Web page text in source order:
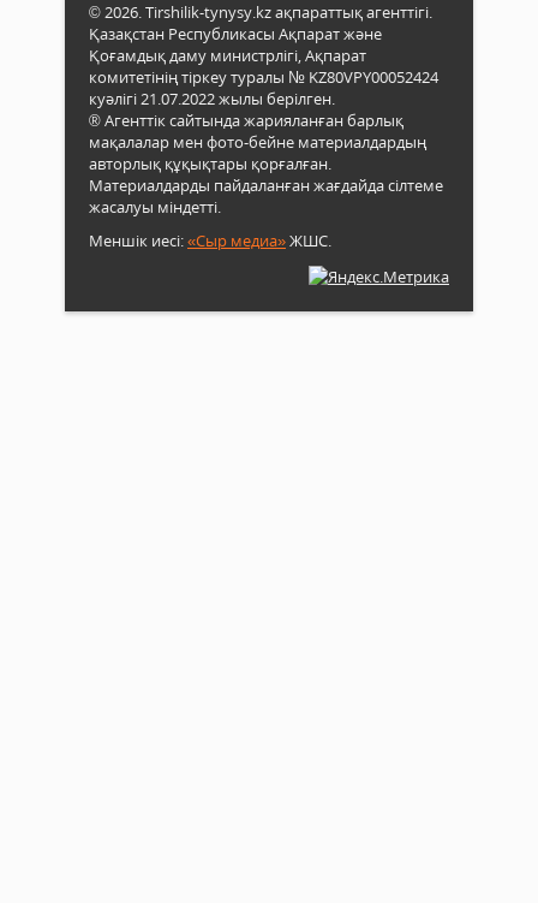
© 2026. Tirshilik-tynysy.kz ақпараттық агенттігі.
Қазақстан Республикасы Ақпарат және
Қоғамдық даму министрлігі, Ақпарат
комитетінің тіркеу туралы № KZ80VPY00052424
куәлігі 21.07.2022 жылы берілген.
® Агенттік сайтында жарияланған барлық
мақалалар мен фото-бейне материалдардың
авторлық құқықтары қорғалған.
Материалдарды пайдаланған жағдайда сілтеме
жасалуы міндетті.
Меншік иесі:«Сыр медиа»ЖШС.